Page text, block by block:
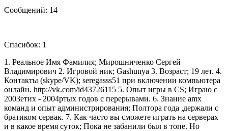
Сообщений: 14
Спасибок: 1
1. Реальное Имя Фамилия; Мирошниченко Сергей
Владимирович 2. Игровой ник; Gashunya 3. Возраст; 19 лет. 4.
Контакты (skype/VK); seregasss51 при включении компьютера
онлайн. http://vk.com/id43726115 5. Опыт игры в CS; Играю с
2003етих - 2004ртых годов с перерывами. 6. Знание amx
команд и опыт администрирования; Полтора года ,держали с
братиком сервак. 7. Как часто вы сможете играть на серверах
и в какое время суток; Пока не забанили был в топе. Но